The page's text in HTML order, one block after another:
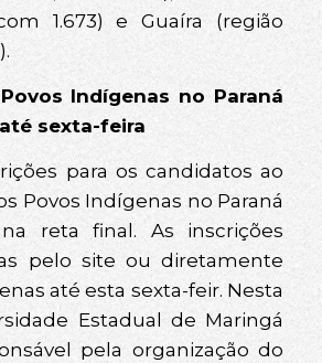
1.673) e Guaíra (região
Indígenas no Paraná
sexta-feira
para os candidatos ao
Povos Indígenas no Paraná
reta final. As inscrições
pelo site ou diretamente
até esta sexta-feir. Nesta
Estadual de Maringá
pela organização do